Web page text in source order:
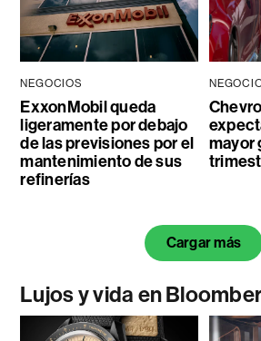
NEGOCIOS
ExxonMobil queda
ligeramente por debajo
de las previsiones por el
mantenimiento de sus
refinerías
mayor
Cargar más
Lujos y vida en